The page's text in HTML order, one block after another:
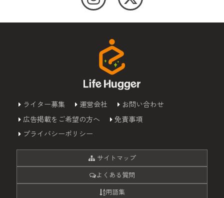
ライター募集 運営会社
お問い合わせ
広告掲載をご希望の方へ
免責事項
プライバシーポリシー
サイトマップ
よくある質問
用語集